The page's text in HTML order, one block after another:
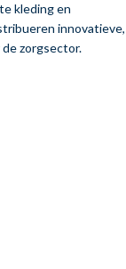
kleding en
innovatieve,
zorgsector.